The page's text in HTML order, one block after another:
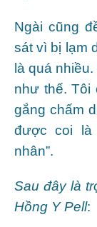
Ngài cũng
sát vì bị lạm
là quá
như thế. Tôi
gắng chấm
được coi là
nhân”.
Sau đây là
Hồng Y Pell: